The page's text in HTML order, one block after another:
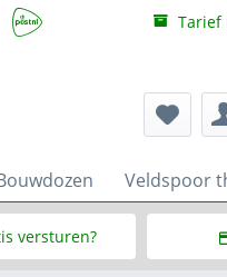
Tarief
Veldspoor
versturen?